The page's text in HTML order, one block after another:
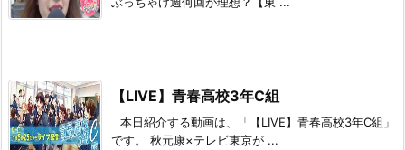
【LIVE】青春高校3年C組
本日紹介する動画は、「【LIVE】青春高校3年C組」
です。 秋元康×テレビ東京が ...